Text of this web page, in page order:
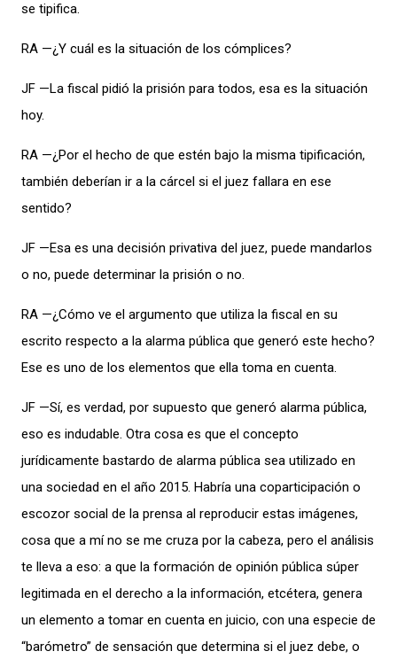
se tipifica.
RA —¿Y cuál es la situación de los cómplices?
JF —La fiscal pidió la prisión para todos, esa es la situación
hoy.
RA —¿Por el hecho de que estén bajo la misma tipificación,
también deberían ir a la cárcel si el juez fallara en ese
sentido?
JF —Esa es una decisión privativa del juez, puede mandarlos
o no, puede determinar la prisión o no.
RA —¿Cómo ve el argumento que utiliza la fiscal en su
escrito respecto a la alarma pública que generó este hecho?
Ese es uno de los elementos que ella toma en cuenta.
JF —Sí, es verdad, por supuesto que generó alarma pública,
eso es indudable. Otra cosa es que el concepto
jurídicamente bastardo de alarma pública sea utilizado en
una sociedad en el año 2015. Habría una coparticipación o
escozor social de la prensa al reproducir estas imágenes,
cosa que a mí no se me cruza por la cabeza, pero el análisis
te lleva a eso: a que la formación de opinión pública súper
legitimada en el derecho a la información, etcétera, genera
un elemento a tomar en cuenta en juicio, con una especie de
“barómetro” de sensación que determina si el juez debe, o